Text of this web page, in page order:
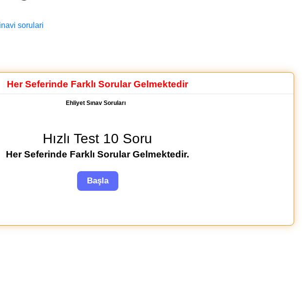
sorulari
Her Seferinde Farklı Sorular Gelmektedir
Ehliyet Sınav Soruları
Hızlı Test 10 Soru
Her Seferinde Farklı Sorular Gelmektedir.